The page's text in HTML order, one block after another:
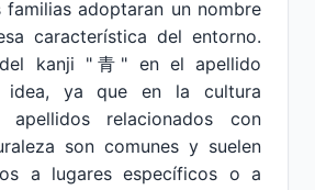
familias adoptaran un nombre
característica del entorno.
del kanji "青" en el apellido
idea, ya que en la cultura
apellidos relacionados con
son comunes y suelen
a lugares específicos o a